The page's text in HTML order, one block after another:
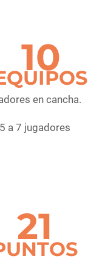
10
en cancha.
a 7 jugadores
21